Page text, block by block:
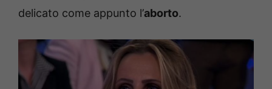
delicato come appunto l’aborto.